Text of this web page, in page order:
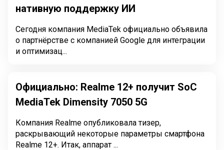
нативную поддержку ИИ
Сегодня компания MediaTek официально объявила
о партнёрстве с компанией Google для интеграции
и оптимизац...
Официально: Realme 12+ получит SoC
MediaTek Dimensity 7050 5G
Компания Realme опубликовала тизер,
раскрывающий некоторые параметры смартфона
Realme 12+. Итак, аппарат ...